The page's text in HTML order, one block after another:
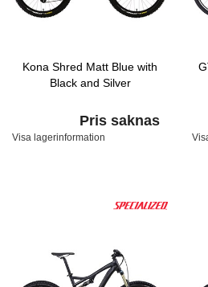
Kona Shred Matt Blue with
Black and Silver
Pris saknas
Visa lagerinformation